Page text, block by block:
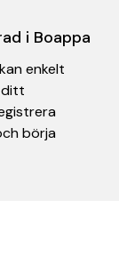
i Boappa
enkelt
ditt
börja